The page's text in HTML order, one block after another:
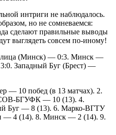
интриги не наблюдалось.
но не сомневаемся:
сделают правильные выводы
выглядеть совсем по-иному!
(Минск) — 0:3. Минск —
Западный Буг (Брест) —
— 10 побед (в 13 матчах). 2.
БГУФК — 10 (13). 4.
Буг — 8 (13). 6. Марко-ВГТУ
— 4 (14). 8. Минск — 2 (14). 9.